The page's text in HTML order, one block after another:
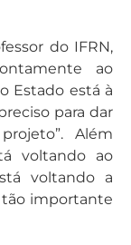
do IFRN,
ao
Estado está à
para dar
Além
voltando ao
voltando a
tão importante